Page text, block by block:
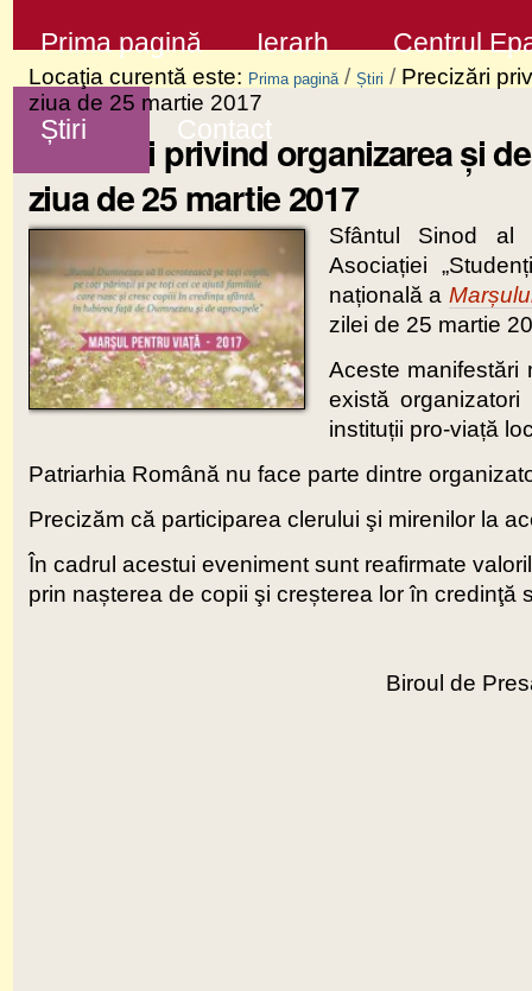
la
conţinut
Sari
la
navigare
Prima pagină Ierarh Centrul
Știri Contact
Locaţia curentă este: Prima pagină / Știri / Precizări
ziua de 25 martie 2017
Precizări privind organizarea și
ziua de 25 martie 2017
Sfântul Sinod al
Asociației
națională a Marș
zilei de 25 martie
Aceste manifestări
există
instituții pro-viață
Patriarhia Română nu face parte dintre
Precizăm că participarea clerului şi mirenilor la
În cadrul acestui eveniment sunt reafirmate
prin nașterea de copii şi creșterea lor în credinţă
Biroul de